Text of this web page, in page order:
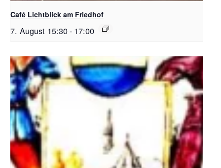
Café Lichtblick am Friedhof
7. August 15:30- 17:00